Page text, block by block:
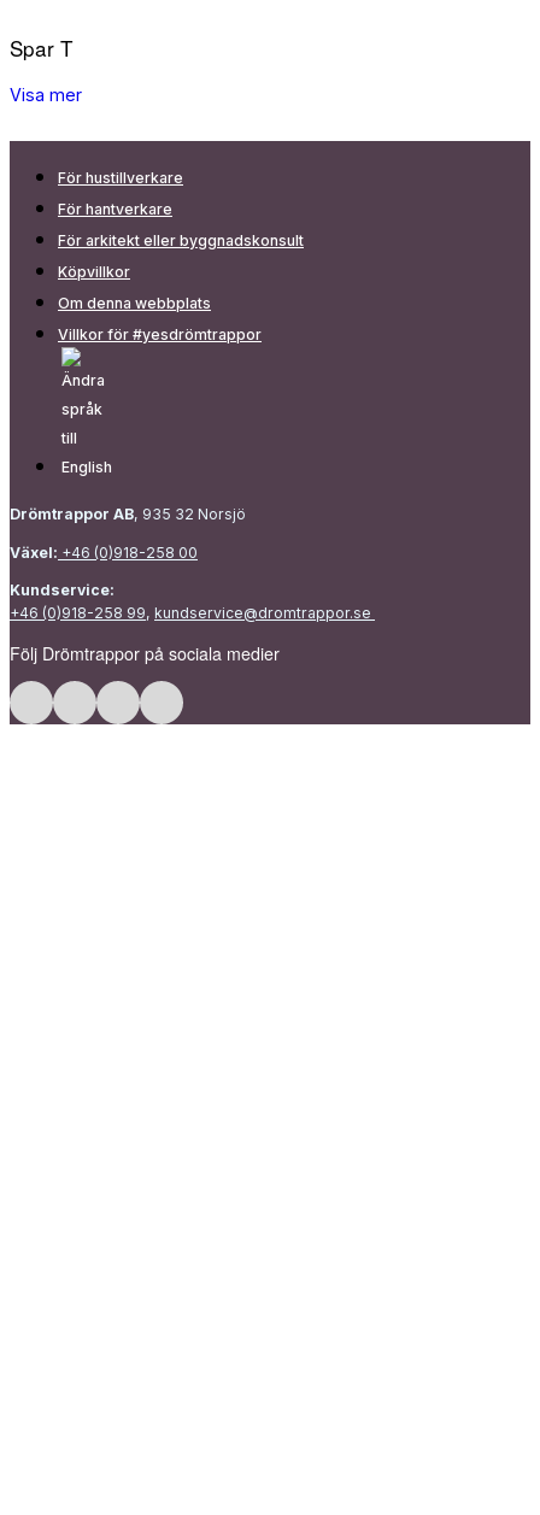
Spar T
Visa mer
För hustillverkare
För hantverkare
För arkitekt eller byggnadskonsult
Köpvillkor
Om denna webbplats
Villkor för #yesdrömtrappor
Drömtrappor AB, 935 32 Norsjö
Växel: +46 (0)918-258 00
Kundservice:
+46 (0)918-258 99, kundservice@dromtrappor.se
Följ Drömtrappor på sociala medier
Följ Drömtrappor på Facebook
Följ Drömtrappor på Instagram
Följ Drömtrappor på LinkedIn
Följ Drömtrappor på Pinterest